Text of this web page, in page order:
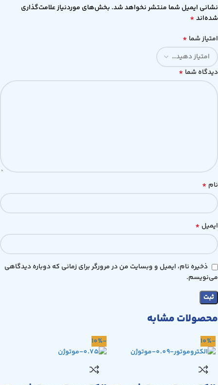
نشانی ایمیل شما منتشر نخواهد شد. بخش‌های موردنیاز علامت‌گذاری
شده‌اند*
امتیاز شما *
دیدگاه شما *
نام *
ایمیل *
ذخیره نام، ایمیل و وبسایت من در مرورگر برای زمانی که دوباره دیدگاهی
می‌نویسم.
محصولات مشابه
-10%
-10%